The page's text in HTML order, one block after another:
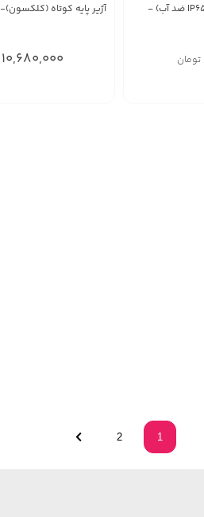
آژیر پایه بلند (کلکسون) (IP65 ضد آب) -
تومان
آژیر پایه کوتاه (کلکسون)-indoor-IP21
10,680,000
1
2